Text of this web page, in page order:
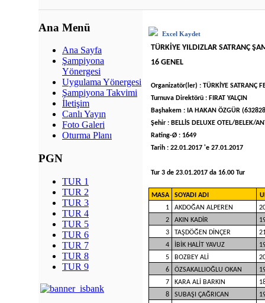
Ana Menü
Ana Sayfa
Şampiyona
Yönergesi
Uygulama Yönergesi
Şampiyona Takvimi
İletişim
Canlı Yayın
Foto Galeri
Oturma Planı
PGN
TUR 1
TUR 2
TUR 3
TUR 4
TUR 5
TUR 6
TUR 7
TUR 8
TUR 9
Excel Kaydet
TÜRKİYE YILDIZLAR SATRANÇ
16 GENEL
Organizatör(ler) : TÜRKİYE SATRANÇ
Turnuva Direktörü : FIRAT YALÇIN
Başhakem : IA HAKAN ÖZGÜR
Şehir : BELLİS DELUXE OTEL/BELEK/
Rating-Ø : 1649
Tarih : 22.01.2017 'e 27.01.2017
Tur 3 de 23.01.2017 da 16.00 Tur
MASA SOYADI ADI
1
AKDOĞAN ALPEREN
2
AKIN KADİR
3
TAŞDÖĞEN DİNÇER
4
İBİK HALİT YAVUZ
5
BOZBEY ALİ
6
ÖZSAKALLIOĞLU OKAN
7
KARA ALİ BARKIN
8
SUBAŞI ÇAĞRICAN